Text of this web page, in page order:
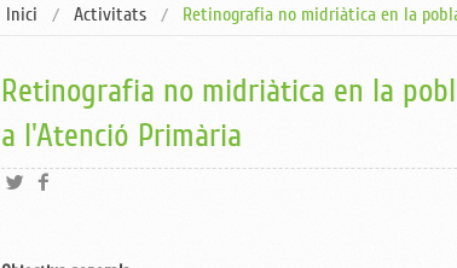
Activitats online i a distància
Publica una oferta
Inici Activitats Retinografia no midriàtica en la
Retinografia no midriàtica en la
a l'Atenció Primària